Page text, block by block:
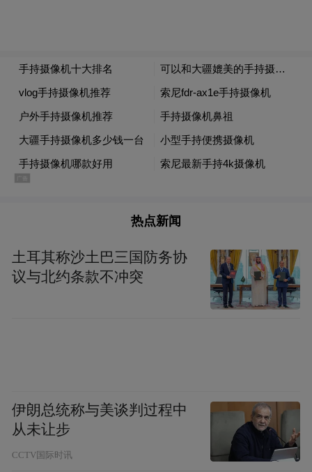
热点新闻
土耳其称沙土巴三国防务协
议与北约条款不冲突
伊朗总统称与美谈判过程中
从未让步
CCTV国际时讯